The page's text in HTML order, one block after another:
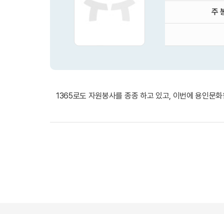
주
1365로도 자원봉사를 종종 하고 있고, 이번에 용인문